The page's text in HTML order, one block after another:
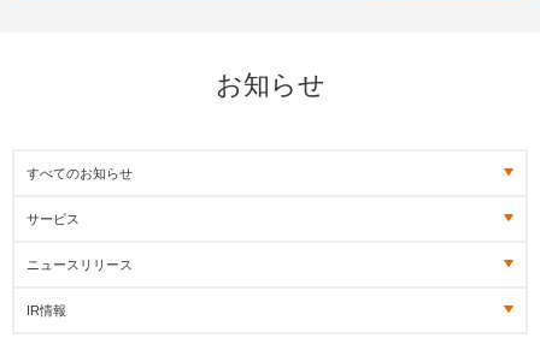
お知らせ
すべてのお知らせ
サービス
ニュースリリース
IR情報